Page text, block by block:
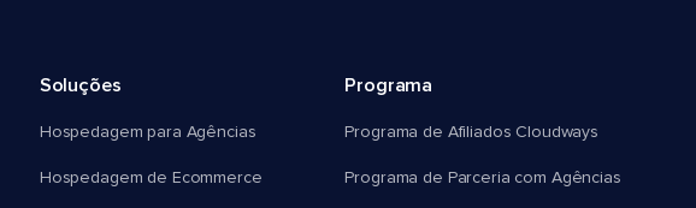
Soluções
Hospedagem para Agências
Hospedagem de Ecommerce
Programa
Programa de Afiliados Cloudways
Programa de Parceria com Agências